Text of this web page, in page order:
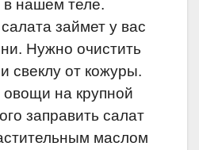
в нашем теле.
займет у вас
Нужно очистить
свеклу от кожуры.
овощи на крупной
заправить салат
маслом